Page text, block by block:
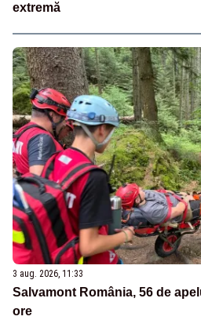
extremă
3 aug. 2026, 11:33
Salvamont România, 56 de
ore